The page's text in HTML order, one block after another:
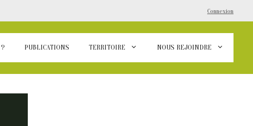
Connexion
PUBLICATIONS TERRITOIRE NOUS REJOINDRE